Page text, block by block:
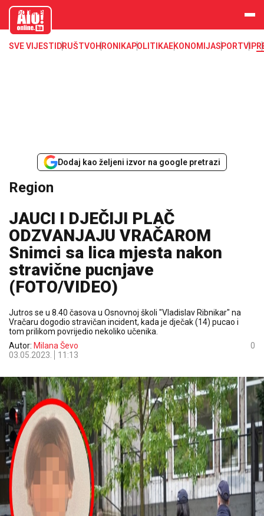
aloonline.b
SVE VIJESTI DRUŠTVOHRONIKAPOLITIKAEKONOMIJASPORTVIP
Dodaj kao željeni izvor na google pretrazi
Region
JAUCI I DJEČIJI PLAČ
ODZVANJAJU VRAČAROM
Snimci sa lica mjesta nakon
stravične pucnjave
(FOTO/VIDEO)
Jutros se u 8.40 časova u Osnovnoj školi "Vladislav Ribnikar" na
Vračaru dogodio stravičan incident, kada je dječak (14) pucao i
tom prilikom povrijedio nekoliko učenika.
Autor: Milana Ševo
03.05.2023.
11:13
0